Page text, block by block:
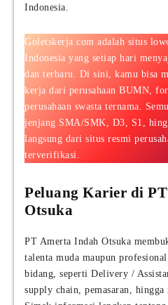
Indonesia.
Goletskerja.com adalah situs
Indonesia yang setiap hari
dan terbaru. Di sini, kamu bisa
kerja dari perusahaan BUMN,
perusahaan swasta ternama.
jenjang SMA/SMK, D3, S1,
langsung dari situs resmi
terverifikasi.
Peluang Karier di
Otsuka
PT Amerta Indah Otsuka
talenta muda maupun
bidang, seperti Delivery /
supply chain, pemasaran, hingga